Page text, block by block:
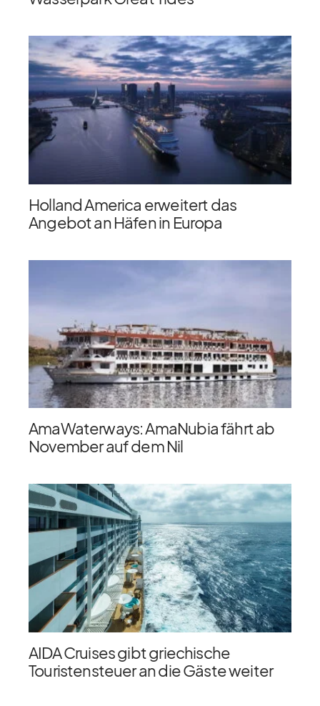
Holland America erweitert das
Angebot an Häfen in Europa
AmaWaterways: AmaNubia fährt ab
November auf dem Nil
AIDA Cruises gibt griechische
Touristensteuer an die Gäste weiter